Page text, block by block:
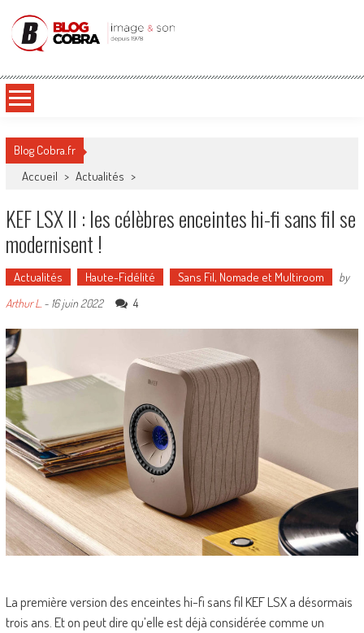
Blog Cobra
Blog Cobra.fr
Accueil > Actualités >
KEF LSX II : les célèbres enceintes hi-fi sans fil se
modernisent !
Actualités Haute-Fidélité Sans Fil, Nomade et Multiroom
by
Arthur L. - 16 juin 2022 4
La première version des enceintes hi-fi sans fil KEF LSX a désormais
trois ans. Et on peut dire qu’elle est déjà considérée comme un